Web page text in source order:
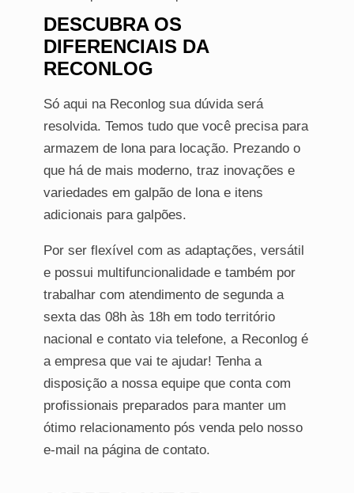
DESCUBRA OS
DIFERENCIAIS DA
RECONLOG
Só aqui na Reconlog sua dúvida será
resolvida. Temos tudo que você precisa para
armazem de lona para locação. Prezando o
que há de mais moderno, traz inovações e
variedades em galpão de lona e itens
adicionais para galpões.
Por ser flexível com as adaptações, versátil
e possui multifuncionalidade e também por
trabalhar com atendimento de segunda a
sexta das 08h às 18h em todo território
nacional e contato via telefone, a Reconlog é
a empresa que vai te ajudar! Tenha a
disposição a nossa equipe que conta com
profissionais preparados para manter um
ótimo relacionamento pós venda pelo nosso
e-mail na página de contato.